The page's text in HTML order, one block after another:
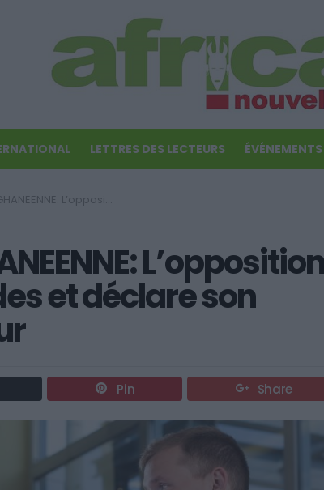
LETTRES DES LECTEURS ÉVÉNEMENTS
dénonce des fraudes et déclare son candidat vainqueur
L’opposition
et déclare son
Pin Share